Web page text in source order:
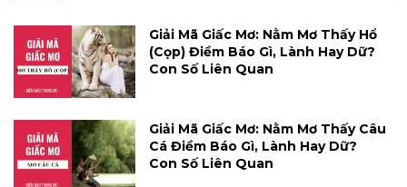
Giải Mã Giấc Mơ: Nằm Mơ Thấy Hổ
(cọp) Điềm Báo Gì, Lành Hay Dữ?
Con Số Liên Quan
Giải Mã Giấc Mơ: Nằm Mơ Thấy Câu
Cá Điềm Báo Gì, Lành Hay Dữ?
Con Số Liên Quan